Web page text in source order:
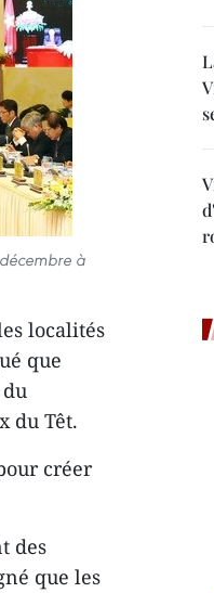
à
localités
que
du Têt.
créer
des
que les